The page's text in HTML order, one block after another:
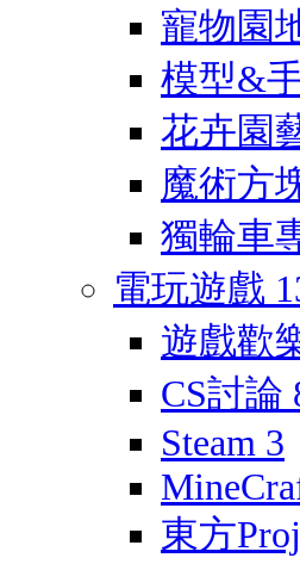
寵物園
模型&
花卉園
魔術方
獨輪車
電玩遊戲
遊戲歡
CS討論
Steam 3
東方